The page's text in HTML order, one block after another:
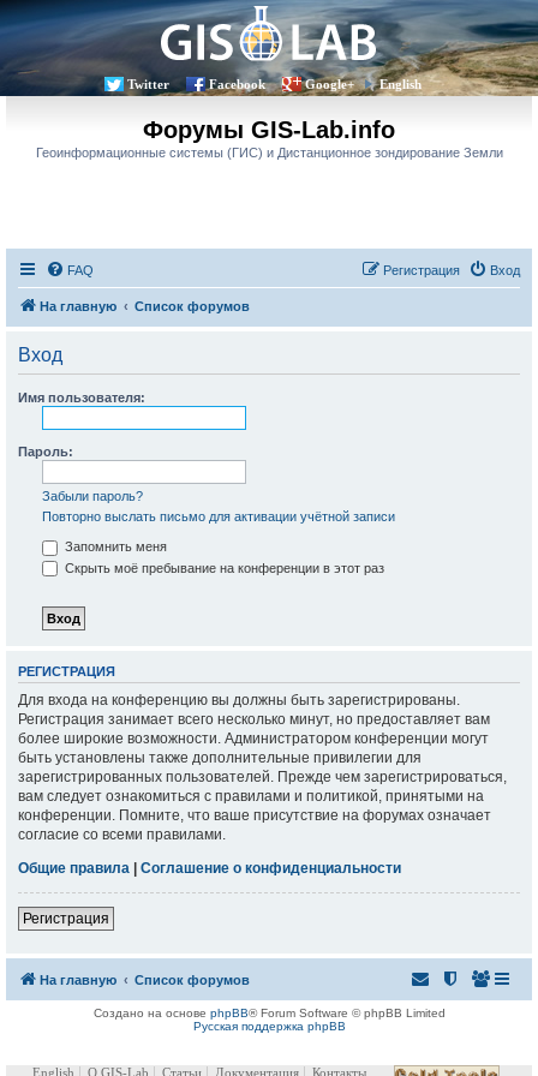
Twitter Facebook Google+ English
Форумы GIS-Lab.info
Геоинформационные системы (ГИС) и Дистанционное зондирование Земли
FAQ Вход
Регистрация
На главную Список форумов
Вход
Имя пользователя:
Пароль:
Забыли пароль?
Повторно выслать письмо для активации учётной записи
Запомнить меня
Скрыть моё пребывание на конференции в этот раз
РЕГИСТРАЦИЯ
Для входа на конференцию вы должны быть зарегистрированы.
Регистрация занимает всего несколько минут, но предоставляет вам
более широкие возможности. Администратором конференции могут
быть установлены также дополнительные привилегии для
зарегистрированных пользователей. Прежде чем зарегистрироваться,
вам следует ознакомиться с правилами и политикой, принятыми на
конференции. Помните, что ваше присутствие на форумах означает
согласие со всеми правилами.
Общие правила | Соглашение о конфиденциальности
Регистрация
На главную Список форумов
Создано на основе phpBB® Forum Software © phpBB Limited
Русская поддержка phpBB
English О GIS-Lab Статьи Документация Контакты